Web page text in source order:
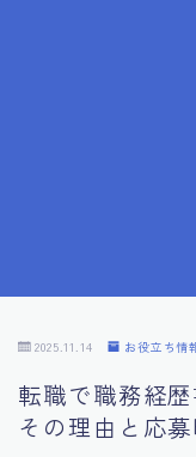
10.面接官に好印
11.キャリアアッ
2025.11.14 お役立ち情
転職で職務経
その理由と応